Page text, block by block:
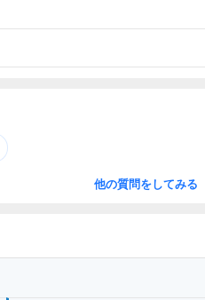
他の質問をしてみる